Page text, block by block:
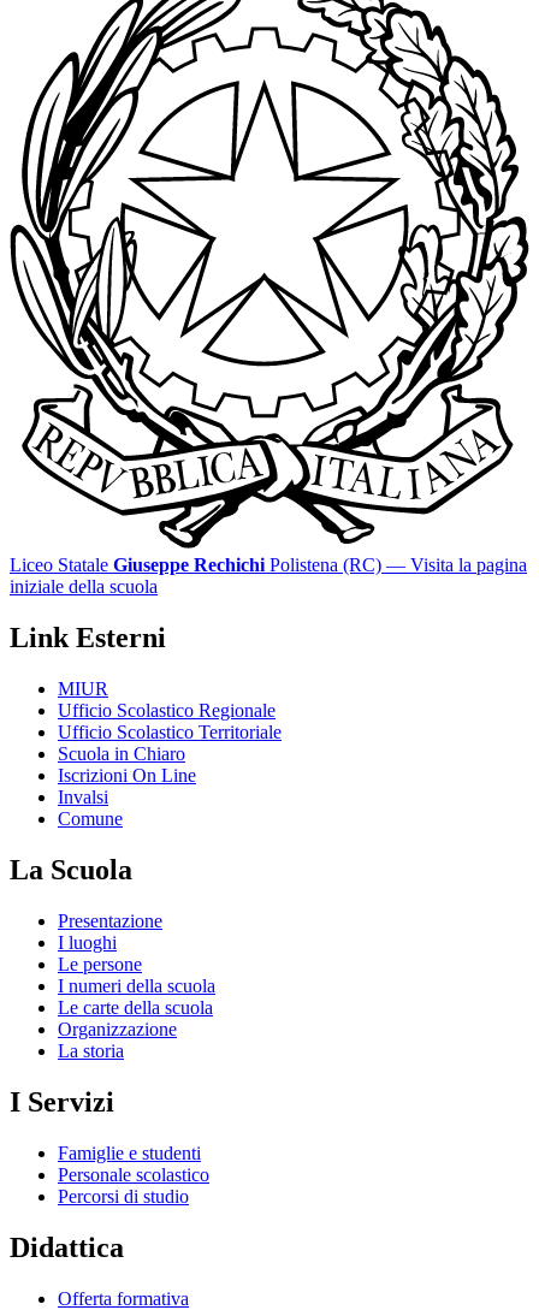
Liceo Statale Giuseppe Rechichi Polistena (RC) — Visita la pagina
iniziale della scuola
Link Esterni
MIUR
Ufficio Scolastico Regionale
Ufficio Scolastico Territoriale
Scuola in Chiaro
Iscrizioni On Line
Invalsi
Comune
La Scuola
Presentazione
I luoghi
Le persone
I numeri della scuola
Le carte della scuola
Organizzazione
La storia
I Servizi
Famiglie e studenti
Personale scolastico
Percorsi di studio
Didattica
Offerta formativa